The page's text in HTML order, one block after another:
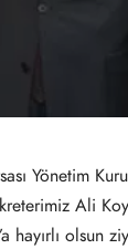
Yönetim
Ali
hayırlı olsun